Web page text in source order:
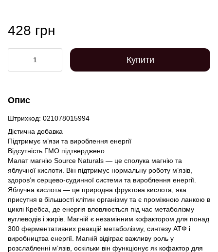
428 грн
Купити
Опис
Штрихкод: 021078015994
Дієтична добавка
Підтримує м’язи та вироблення енергії
Відсутність ГМО підтверджено
Малат магнію Source Naturals — це сполука магнію та
яблучної кислоти. Він підтримує нормальну роботу м’язів,
здоров’я серцево-судинної системи та вироблення енергії.
Яблучна кислота — це природна фруктова кислота, яка
присутня в більшості клітин організму та є проміжною ланкою в
циклі Кребса, де енергія вловлюється під час метаболізму
вуглеводів і жирів. Магній є незамінним кофактором для понад
300 ферментативних реакцій метаболізму, синтезу АТФ і
виробництва енергії. Магній відіграє важливу роль у
розслабленні м’язів, оскільки він функціонує як кофактор для